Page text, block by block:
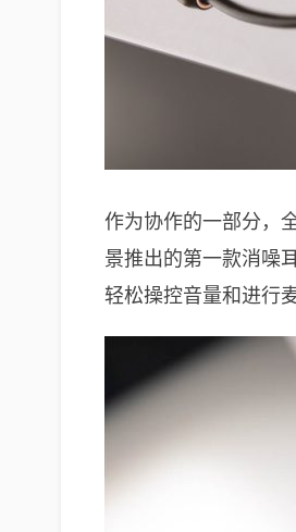
作为协作的一部分，
景推出的第一款消噪
轻松操控音量和进行